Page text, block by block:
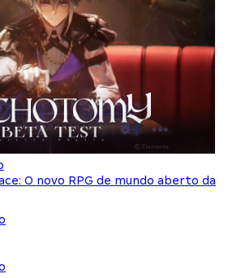
O novo RPG de mundo aberto da